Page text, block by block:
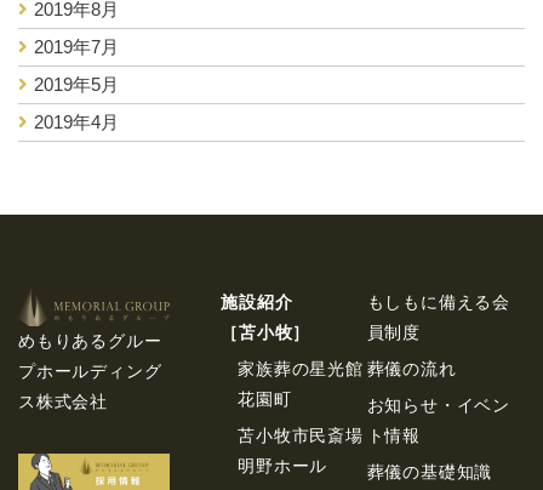
2019年8月
2019年7月
2019年5月
2019年4月
めもりあるグルー
プホールディング
ス株式会社
施設紹介
［苫⼩牧］
家族葬の星光館
花園町
苫小牧市民斎場
明野ホール
もしもに備える会
員制度
葬儀の流れ
お知らせ・イベン
ト情報
葬儀の基礎知識